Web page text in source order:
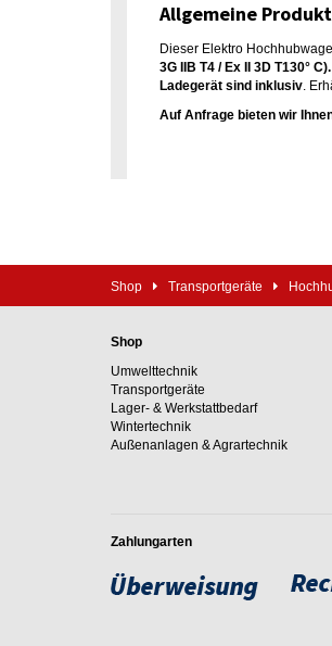
Allgemeine
Dieser Elektro
3G IIB T4 / Ex II 3D T130° C).
Ladegerät sind inklusiv.
Auf Anfrage bieten wir
Shop Transportgeräte
Shop
Umwelttechnik
Transportgeräte
Lager- & Werkstattbedarf
Wintertechnik
Außenanlagen & Agrartechnik
Zahlungarten